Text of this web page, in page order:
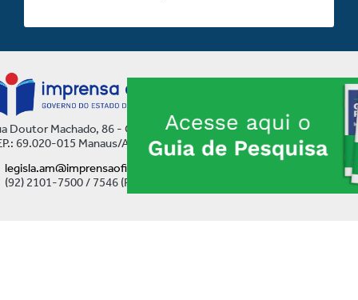
Doutor Machado, 86 - Centro
69.020-015 Manaus/AM
legisla.am@imprensaoficial.am.gov.br
(92) 2101-7500 / 7546 (Ramal)